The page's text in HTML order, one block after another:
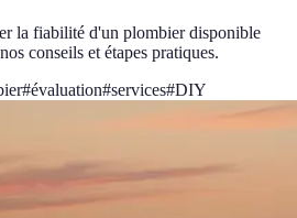
la fiabilité d'un plombier disponible
conseils et étapes pratiques.
#évaluation#services#DIY